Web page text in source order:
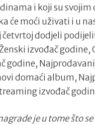
i koji su
će moći uživati i u
četvrtoj dodjeli
izvođač
godine,
domaći album,
izvođač
je u tome što